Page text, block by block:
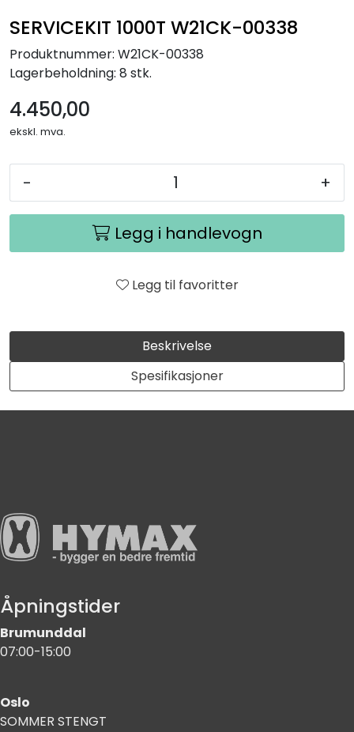
SERVICEKIT 1000T W21CK-00338
Produktnummer: W21CK-00338
Lagerbeholdning: 8 stk.
4.450,00
ekskl. mva.
- +
Legg i handlevogn
Legg til favoritter
Beskrivelse
Spesifikasjoner
Åpningstider
Brumunddal
07:00-15:00
Oslo
SOMMER STENGT